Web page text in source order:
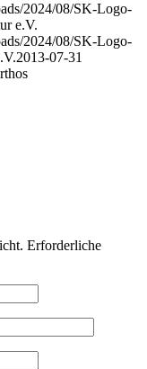
2024/08/SK-Logo-
e.V.
2024/08/SK-Logo-
2013-07-31
Erforderliche